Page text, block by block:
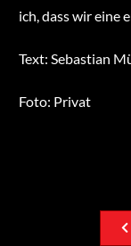
ich, dass wir eine
Text: Sebastian
Foto: Privat